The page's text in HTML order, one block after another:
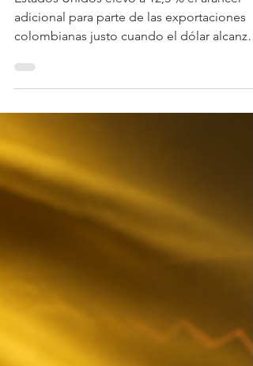
exportadores colombianos
Estados Unidos elevó a 12,5 % el arancel
sectores se afectan, qué dicen los gremios
exportadoras.